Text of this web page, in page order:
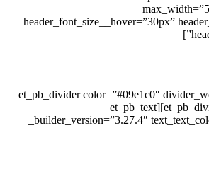
header_font_size__hover=”30px”
[/et_pb_text][et_pb_divider
max_width=”40px” module_alignment=”center” custom_margin=”||10px|” animation_style=”zoom” animation_direction=”left” saved_tabs=”all” locked=”off”][/et_pb_divider][et_pb_text
_builder_version=”3.27.4″